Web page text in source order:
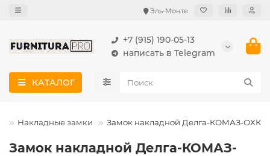
Эль-Монте
+7 (915) 190-05-13
написать в Telegram
КАТАЛОГ
Накладные замки Замок накладной Делга-КОМАЗ-ОХК
Замок накладной Делга-КОМАЗ-